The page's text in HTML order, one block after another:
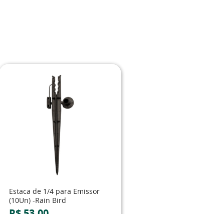
Estaca de 1/4 para Emissor
(10Un) -Rain Bird